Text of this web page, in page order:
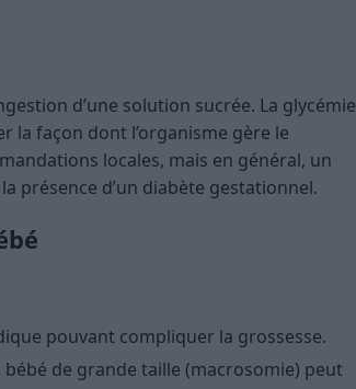
d’une solution sucrée. La glycémie
la façon dont l’organisme gère le
locales, mais en général, un
présence d’un diabète gestationnel.
pouvant compliquer la grossesse.
bébé de grande taille (macrosomie) peut